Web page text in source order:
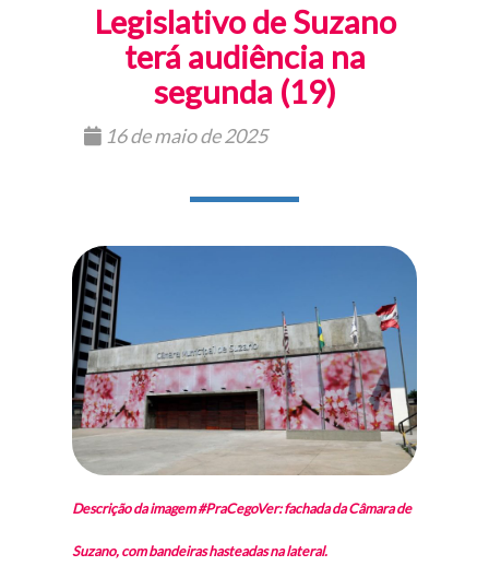
Legislativo de Suzano
terá audiência na
segunda (19)
16 de maio de 2025
Descrição da imagem #PraCegoVer: fachada da Câmara de
Suzano, com bandeiras hasteadas na lateral.